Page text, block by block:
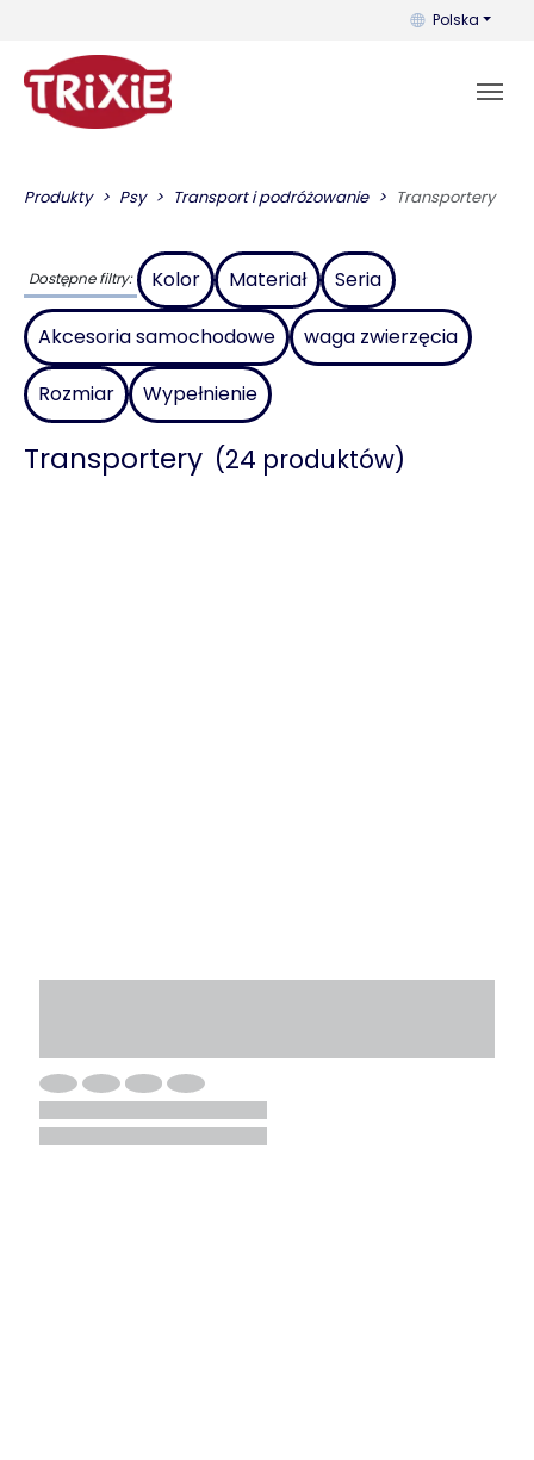
Możesz
Polska
Produkty Psy Transport i podróżowanie Transportery
Dostępne filtry: Kolor Materiał Seria
Akcesoria samochodowe waga zwierzęcia
Rozmiar Wypełnienie
Transportery (24 produktów)